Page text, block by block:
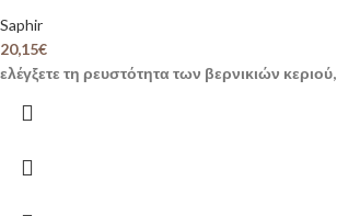
Saphir
20,15€
ελέγξετε τη ρευστότητα των βερνικιών κεριού,